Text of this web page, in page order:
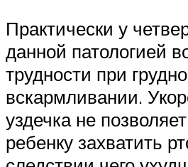
Практически у
данной патологией
трудности при
вскармливании.
уздечка не
ребенку захватить